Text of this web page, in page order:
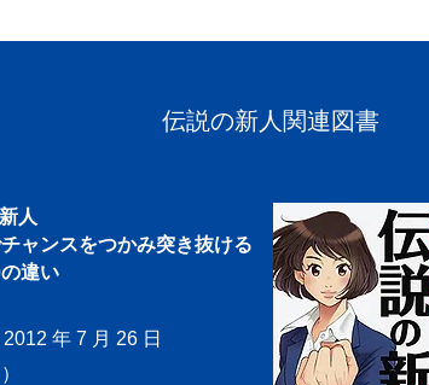
伝説の新人関連図書
人
ャンスをつかみ突き抜ける
違い
年 7 月 26 日